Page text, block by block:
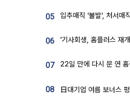
05
06 '기사회생, 홈플러스 재
07
08